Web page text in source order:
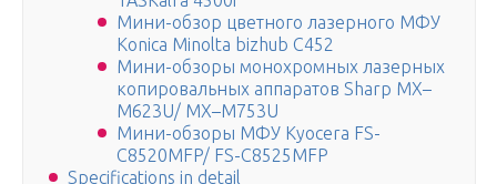
Мини-обзор цветного лазерного МФУ
Konica Minolta bizhub C452
Мини-обзоры монохромных лазерных
копировальных аппаратов Sharp MX–
M623U/ MX–M753U
Мини-обзоры МФУ Kyocera FS-
C8520MFP/ FS-C8525MFP
Specifications in detail